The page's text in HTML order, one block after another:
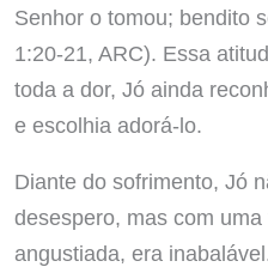
Senhor o tomou; bendito
1:20-21, ARC). Essa
toda a dor, Jó ainda
e escolhia adorá-lo.
Diante do sofrimento, Jó
desespero, mas com
angustiada, era